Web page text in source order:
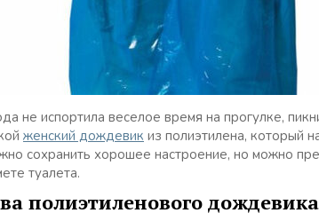
не испортила веселое время на прогулке,
женский дождевик из полиэтилена, который
сохранить хорошее настроение, но можно
туалета.
полиэтиленового дождевика